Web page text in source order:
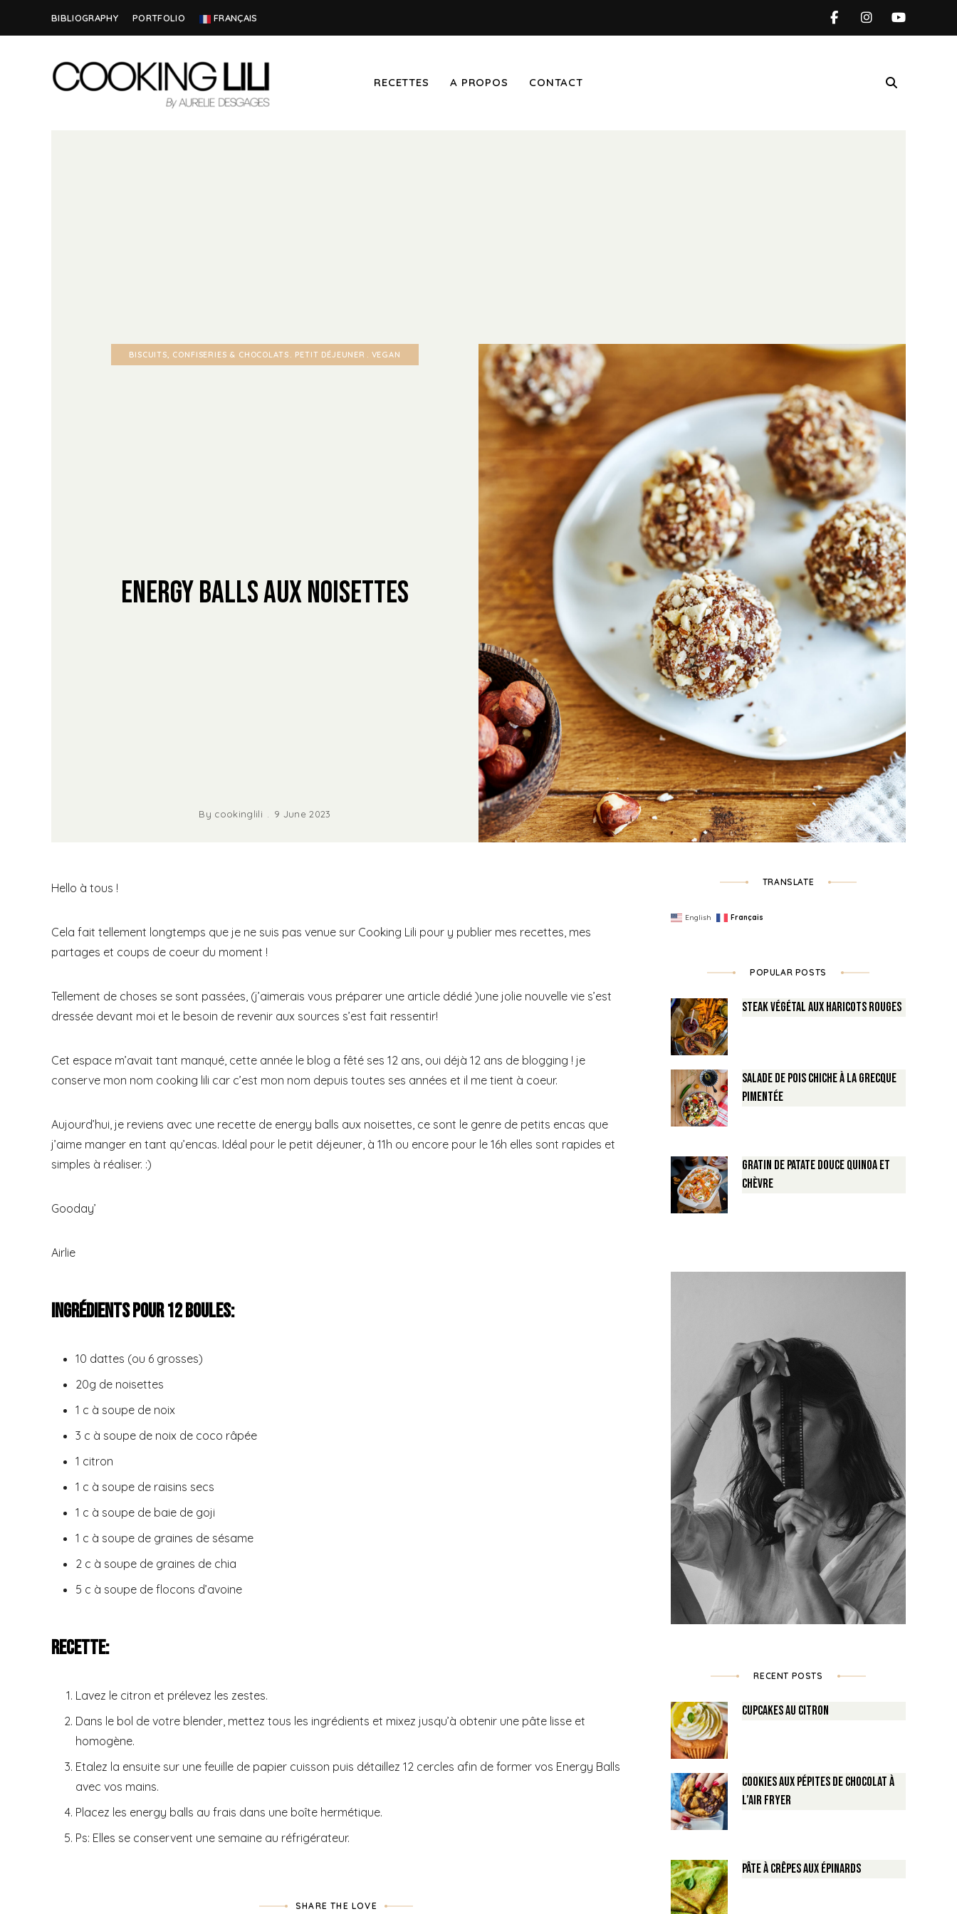
BIBLIOGRAPHY PORTFOLIO FRANÇAIS
RECETTES A PROPOS CONTACT
BISCUITS, CONFISERIES & CHOCOLATS PETIT DÉJEUNER VEGAN
Energy Balls aux noisettes
By cookinglili 9 June 2023
Hello à tous !
Cela fait tellement longtemps que je ne suis pas venue sur Cooking Lili pour y publier mes recettes, mes
partages et coups de coeur du moment !
Tellement de choses se sont passées, (j’aimerais vous préparer une article dédié )une jolie nouvelle vie s’est
dressée devant moi et le besoin de revenir aux sources s’est fait ressentir!
Cet espace m’avait tant manqué, cette année le blog a fêté ses 12 ans, oui déjà 12 ans de blogging ! je
conserve mon nom cooking lili car c’est mon nom depuis toutes ses années et il me tient à coeur.
Aujourd’hui, je reviens avec une recette de energy balls aux noisettes, ce sont le genre de petits encas que
j’aime manger en tant qu’encas. Idéal pour le petit déjeuner, à 11h ou encore pour le 16h elles sont rapides et
simples à réaliser. :)
Gooday’
Airlie
Ingrédients pour 12 boules:
10 dattes (ou 6 grosses)
20g de noisettes
1 c à soupe de noix
3 c à soupe de noix de coco râpée
1 citron
1 c à soupe de raisins secs
1 c à soupe de baie de goji
1 c à soupe de graines de sésame
2 c à soupe de graines de chia
5 c à soupe de flocons d’avoine
Recette:
Lavez le citron et prélevez les zestes.
Dans le bol de votre blender, mettez tous les ingrédients et mixez jusqu’à obtenir une pâte lisse et
homogène.
Etalez la ensuite sur une feuille de papier cuisson puis détaillez 12 cercles afin de former vos Energy Balls
avec vos mains.
Placez les energy balls au frais dans une boîte hermétique.
Ps: Elles se conservent une semaine au réfrigérateur.
SHARE THE LOVE
TRANSLATE
English Français
POPULAR POSTS
Steak végétal aux haricots rouges
Salade de Pois chiche à la Grecque
pimentée
Gratin de Patate douce Quinoa et
Chèvre
RECENT POSTS
Cupcakes au Citron
Cookies aux pépites de Chocolat à
l’air fryer
Pâte à crêpes aux épinards